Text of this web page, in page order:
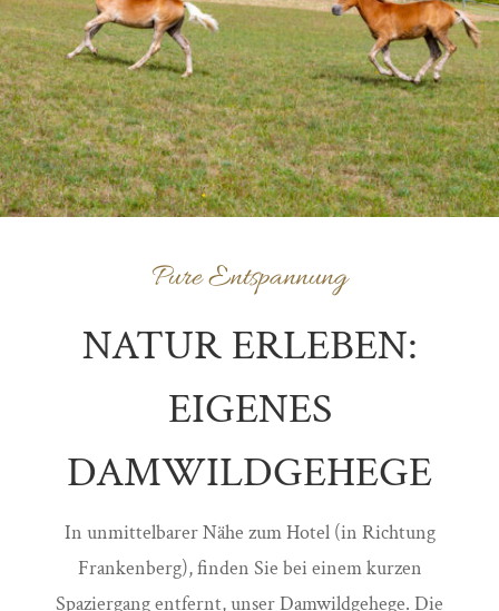
Pure Entspannung
NATUR ERLEBEN:
EIGENES
DAMWILDGEHEGE
In unmittelbarer Nähe zum Hotel (in Richtung
Frankenberg), finden Sie bei einem kurzen
Spaziergang entfernt, unser Damwildgehege. Die